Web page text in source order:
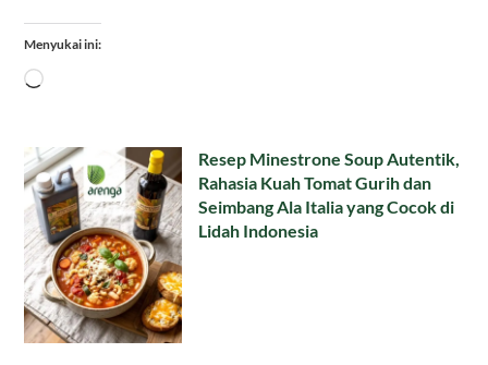
Menyukai ini:
Memuat...
Resep Minestrone Soup Autentik,
Rahasia Kuah Tomat Gurih dan
Seimbang Ala Italia yang Cocok di
Lidah Indonesia